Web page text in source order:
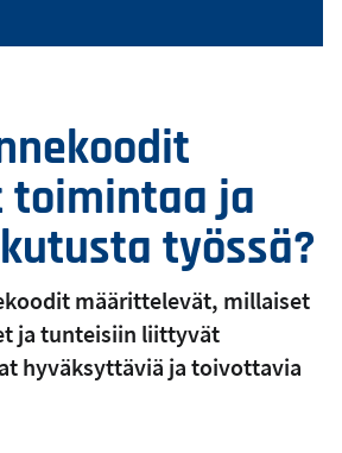
toimintaa ja
työssä?
määrittelevät, millaiset
ja tunteisiin liittyvät
hyväksyttäviä ja toivottavia